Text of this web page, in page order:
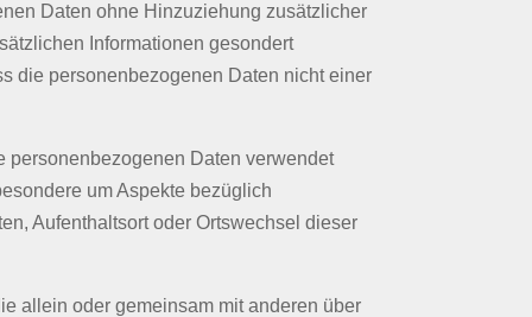
Daten ohne Hinzuziehung zusätzlicher
Informationen gesondert
die personenbezogenen Daten nicht einer
personenbezogenen Daten verwendet
um Aspekte bezüglich
Aufenthaltsort oder Ortswechsel dieser
allein oder gemeinsam mit anderen über